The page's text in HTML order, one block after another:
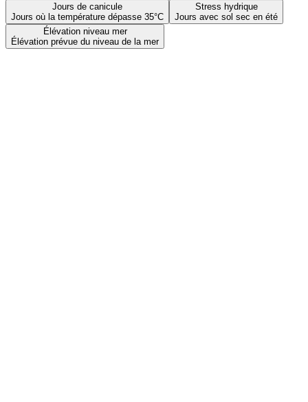
Jours de canicule
Jours où la température dépasse 35°C
Stress hydrique
Jours avec sol sec en été
Élévation niveau mer
Élévation prévue du niveau de la mer